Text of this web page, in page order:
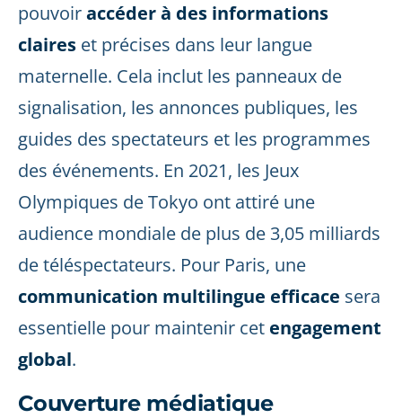
pouvoiraccéder à des informations
claires et précises dans leur langue
maternelle. Cela inclut les panneaux de
signalisation, les annonces publiques, les
guides des spectateurs et les programmes
des événements. En 2021, les Jeux
Olympiques de Tokyo ont attiré une
audience mondiale de plus de 3,05 milliards
de téléspectateurs. Pour Paris, une
communication multilingue efficace sera
essentielle pour maintenir cet engagement
global.
Couverture médiatique